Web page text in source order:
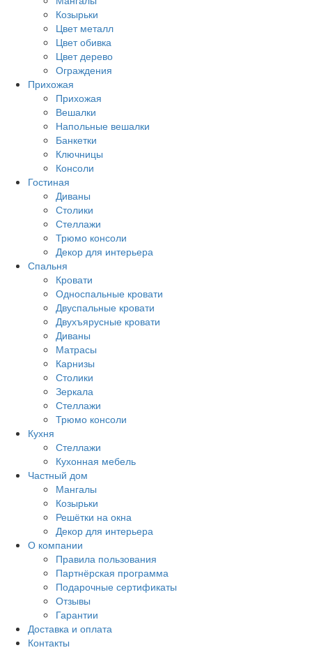
Козырьки
Цвет металл
Цвет обивка
Цвет дерево
Ограждения
Прихожая
Прихожая
Вешалки
Напольные вешалки
Банкетки
Ключницы
Консоли
Гостиная
Диваны
Столики
Стеллажи
Трюмо консоли
Декор для интерьера
Спальня
Кровати
Односпальные кровати
Двуспальные кровати
Двухъярусные кровати
Диваны
Матрасы
Карнизы
Столики
Зеркала
Стеллажи
Трюмо консоли
Кухня
Стеллажи
Кухонная мебель
Частный дом
Мангалы
Козырьки
Решётки на окна
Декор для интерьера
О компании
Правила пользования
Партнёрская программа
Подарочные сертификаты
Отзывы
Гарантии
Доставка и оплата
Контакты